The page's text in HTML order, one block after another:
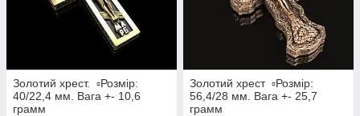
Золотий хрест. ▫️Розмір:
40/22,4 мм. Вага +- 10,6
грамм
Золотий хрест ▫️Розмір:
56,4/28 мм. Вага +- 25,7
грамм